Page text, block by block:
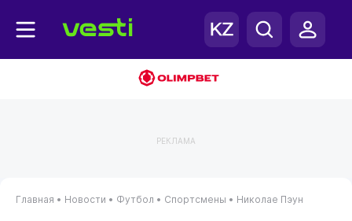
РЕКЛАМА
Главная • Новости • Футбол • Спортсмены • Николае Пэун